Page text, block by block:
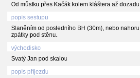
Od můstku přes Kačák kolem kláštera až
popis sestupu
Slaněním od posledního BH (30m), nebo
zpátky pod stěnu.
východisko
Svatý Jan pod skalou
popis příjezdu